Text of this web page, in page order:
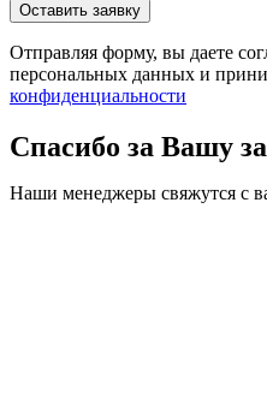
Отправляя форму, вы даете
персональных данных и
конфиденциальности
Спасибо за Вашу
Наши менеджеры свяжутся с